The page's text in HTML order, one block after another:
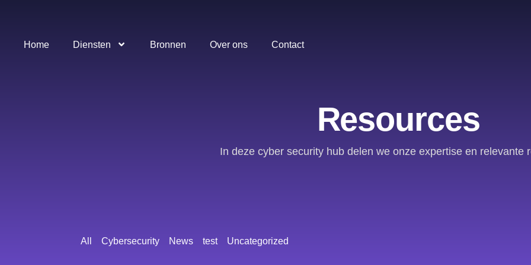
Home Diensten Bronnen Over ons Contact
Resources
In deze cyber security hub delen we onze expertise en relevante
Cybersecurity News test Uncategorized
All